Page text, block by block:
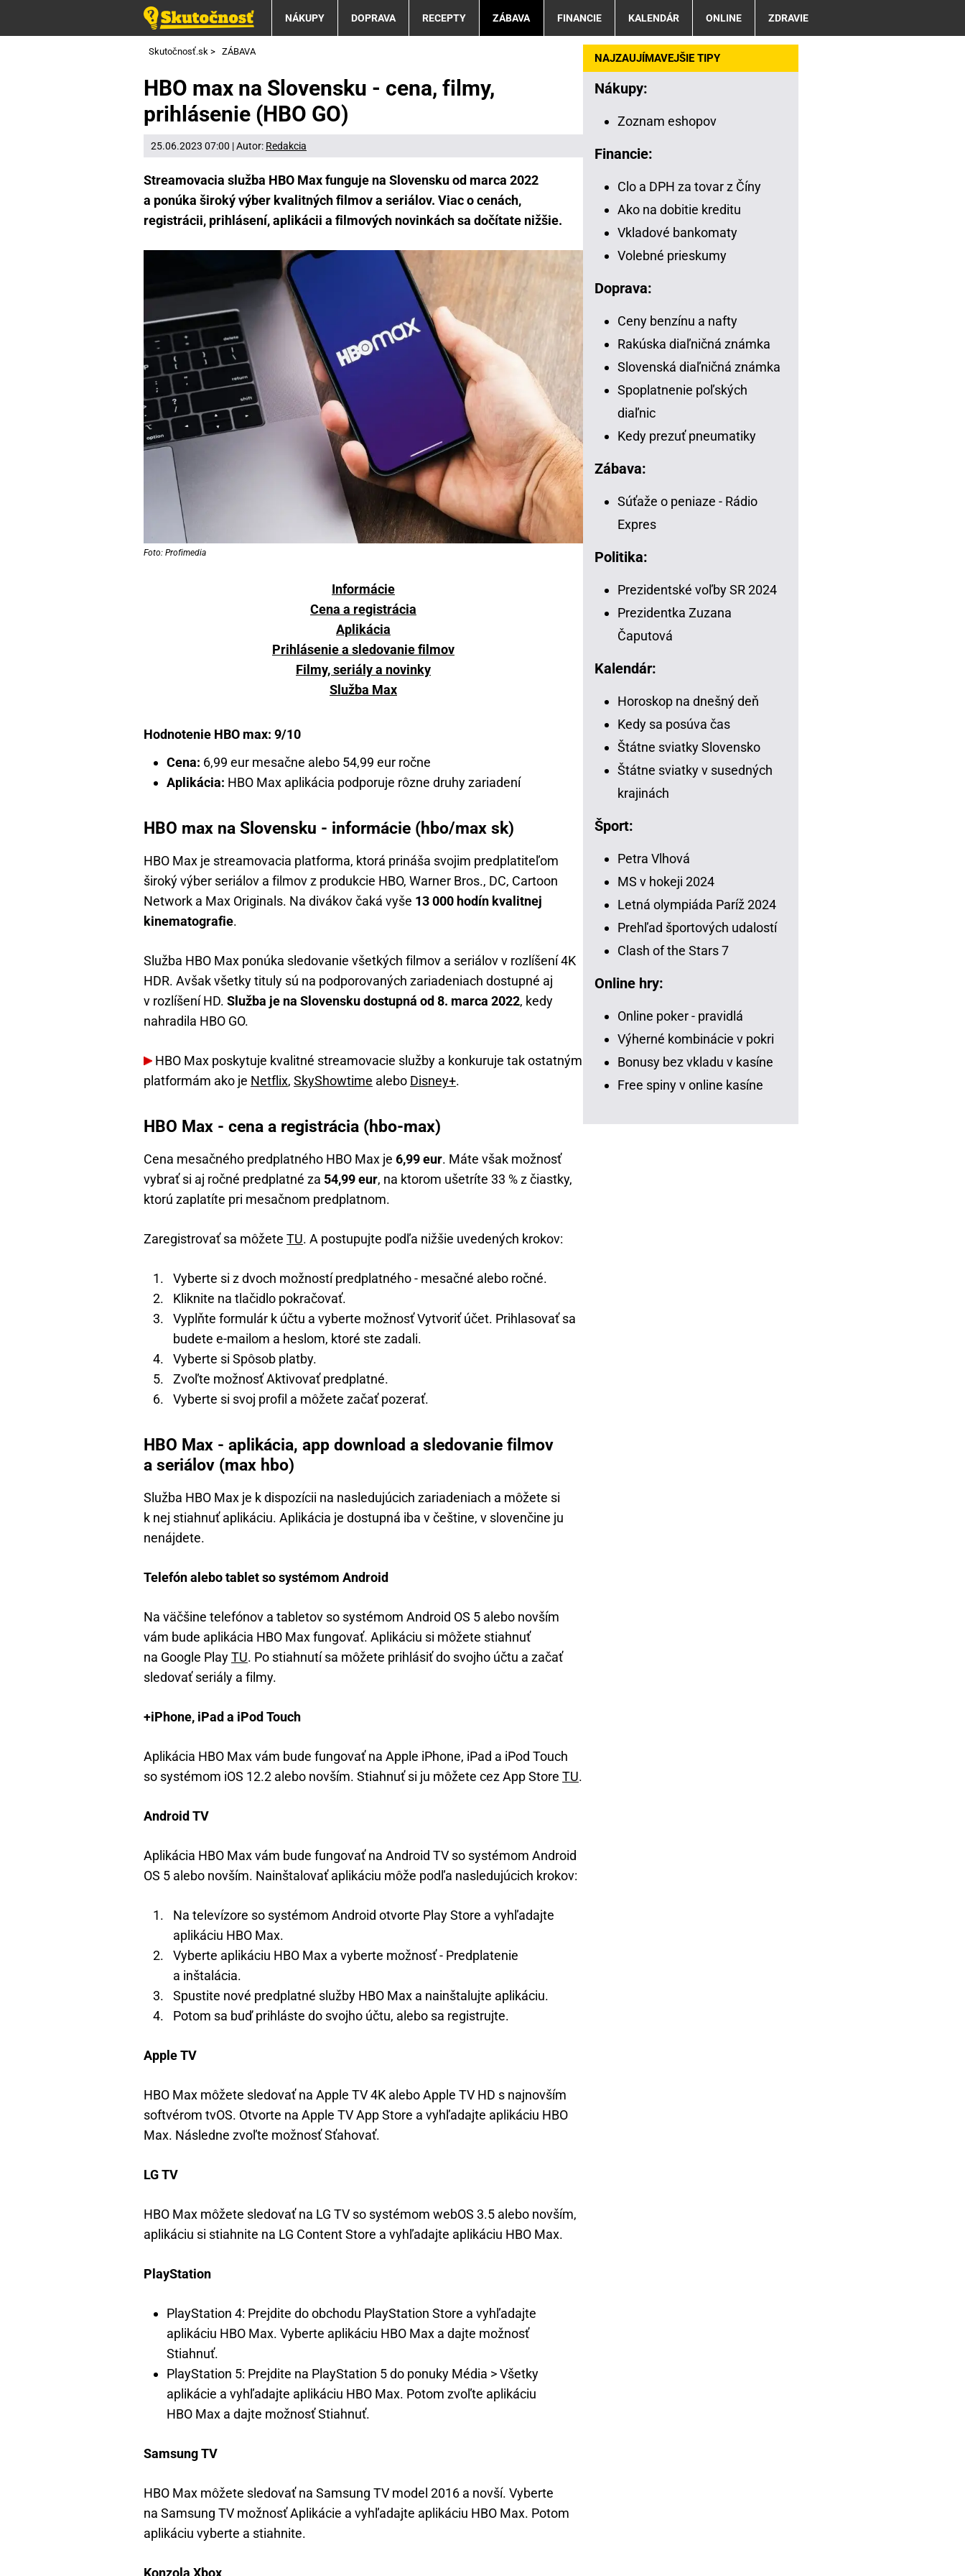
NÁKUPY DOPRAVA RECEPTY ZÁBAVA FINANCIE KALENDÁR ONLINE ZDRAVIE
Skutočnosť.sk > ZÁBAVA
HBO max na Slovensku - cena, filmy,
prihlásenie (HBO GO)
25.06.2023 07:00 | Autor: Redakcia
Streamovacia služba HBO Max funguje na Slovensku od marca 2022
a ponúka široký výber kvalitných filmov a seriálov. Viac o cenách,
registrácii, prihlásení, aplikácii a filmových novinkách sa dočítate nižšie.
Foto: Profimedia
Informácie
Cena a registrácia
Aplikácia
Prihlásenie a sledovanie filmov
Filmy, seriály a novinky
Služba Max
Hodnotenie HBO max: 9/10
Cena: 6,99 eur mesačne alebo 54,99 eur ročne
Aplikácia: HBO Max aplikácia podporuje rôzne druhy zariadení
HBO max na Slovensku - informácie (hbo/max sk)
HBO Max je streamovacia platforma, ktorá prináša svojim predplatiteľom
široký výber seriálov a filmov z produkcie HBO, Warner Bros., DC, Cartoon
Network a Max Originals. Na divákov čaká vyše 13 000 hodín kvalitnej
kinematografie.
Služba HBO Max ponúka sledovanie všetkých filmov a seriálov v rozlíšení 4K
HDR. Avšak všetky tituly sú na podporovaných zariadeniach dostupné aj
v rozlíšení HD. Služba je na Slovensku dostupná od 8. marca 2022, kedy
nahradila HBO GO.
HBO Max poskytuje kvalitné streamovacie služby a konkuruje tak ostatným
platformám ako je Netflix, SkyShowtime alebo Disney+.
HBO Max - cena a registrácia (hbo-max)
Cena mesačného predplatného HBO Max je 6,99 eur. Máte však možnosť
vybrať si aj ročné predplatné za 54,99 eur, na ktorom ušetríte 33 % z čiastky,
ktorú zaplatíte pri mesačnom predplatnom.
Zaregistrovať sa môžete TU. A postupujte podľa nižšie uvedených krokov:
Vyberte si z dvoch možností predplatného - mesačné alebo ročné.
Kliknite na tlačidlo pokračovať.
Vyplňte formulár k účtu a vyberte možnosť Vytvoriť účet. Prihlasovať sa
budete e-mailom a heslom, ktoré ste zadali.
Vyberte si Spôsob platby.
Zvoľte možnosť Aktivovať predplatné.
Vyberte si svoj profil a môžete začať pozerať.
HBO Max - aplikácia, app download a sledovanie filmov
a seriálov (max hbo)
Služba HBO Max je k dispozícii na nasledujúcich zariadeniach a môžete si
k nej stiahnuť aplikáciu. Aplikácia je dostupná iba v češtine, v slovenčine ju
nenájdete.
Telefón alebo tablet so systémom Android
Na väčšine telefónov a tabletov so systémom Android OS 5 alebo novším
vám bude aplikácia HBO Max fungovať. Aplikáciu si môžete stiahnuť
na Google PlayTU. Po stiahnutí sa môžete prihlásiť do svojho účtu a začať
sledovať seriály a filmy.
+iPhone, iPad a iPod Touch
Aplikácia HBO Max vám bude fungovať na Apple iPhone, iPad a iPod Touch
so systémom iOS 12.2 alebo novším. Stiahnuť si ju môžete cez App Store TU.
Android TV
Aplikácia HBO Max vám bude fungovať na Android TV so systémom Android
OS 5 alebo novším. Nainštalovať aplikáciu môže podľa nasledujúcich krokov:
Na televízore so systémom Android otvorte Play Store a vyhľadajte
aplikáciu HBO Max.
Vyberte aplikáciu HBO Max a vyberte možnosť - Predplatenie
a inštalácia.
Spustite nové predplatné služby HBO Max a nainštalujte aplikáciu.
Potom sa buď prihláste do svojho účtu, alebo sa registrujte.
Apple TV
HBO Max môžete sledovať na Apple TV 4K alebo Apple TV HD s najnovším
softvérom tvOS. Otvorte na Apple TV App Store a vyhľadajte aplikáciu HBO
Max. Následne zvoľte možnosť Sťahovať.
LG TV
HBO Max môžete sledovať na LG TV so systémom webOS 3.5 alebo novším,
aplikáciu si stiahnite na LG Content Store a vyhľadajte aplikáciu HBO Max.
PlayStation
PlayStation 4: Prejdite do obchodu PlayStation Store a vyhľadajte
aplikáciu HBO Max. Vyberte aplikáciu HBO Max a dajte možnosť
Stiahnuť.
PlayStation 5: Prejdite na PlayStation 5 do ponuky Média > Všetky
aplikácie a vyhľadajte aplikáciu HBO Max. Potom zvoľte aplikáciu
HBO Max a dajte možnosť Stiahnuť.
Samsung TV
HBO Max môžete sledovať na Samsung TV model 2016 a novší. Vyberte
na Samsung TV možnosť Aplikácie a vyhľadajte aplikáciu HBO Max. Potom
aplikáciu vyberte a stiahnite.
NAJZAUJÍMAVEJŠIE TIPY
Nákupy:
Zoznam eshopov
Financie:
Clo a DPH za tovar z Číny
Ako na dobitie kreditu
Vkladové bankomaty
Volebné prieskumy
Doprava:
Ceny benzínu a nafty
Rakúska diaľničná známka
Slovenská diaľničná známka
Spoplatnenie poľských
diaľnic
Kedy prezuť pneumatiky
Zábava:
Súťaže o peniaze - Rádio
Expres
Politika:
Prezidentské voľby SR 2024
Prezidentka Zuzana
Čaputová
Kalendár:
Horoskop na dnešný deň
Kedy sa posúva čas
Štátne sviatky Slovensko
Štátne sviatky v susedných
krajinách
Šport:
Petra Vlhová
MS v hokeji 2024
Letná olympiáda Paríž 2024
Prehľad športových udalostí
Clash of the Stars 7
Online hry:
Online poker - pravidlá
Výherné kombinácie v pokri
Bonusy bez vkladu v kasíne
Free spiny v online kasíne